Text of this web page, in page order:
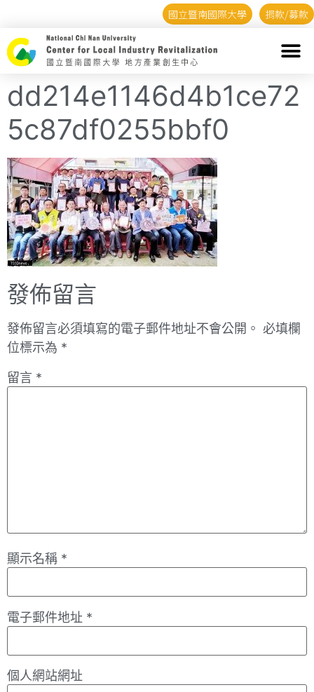
國立暨南國際大學 捐款/募款
dd214e1146d4b1ce72
5c87df0255bbf0
發佈留言
發佈留言必須填寫的電子郵件地址不會公開。 必填欄
位標示為 *
留言 *
顯示名稱 *
電子郵件地址 *
個人網站網址